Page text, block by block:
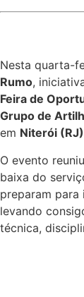
Nesta quarta-
Rumo,
Feira de
Grupo de
em Niterói (RJ)
O evento
baixa do
preparam
levando
técnica,